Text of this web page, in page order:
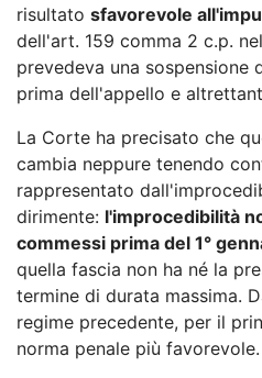
risultato sfavorevole
dell'art. 159 comma 2 c.p.
prevedeva una sospensione
prima dell'appello e
La Corte ha precisato che
cambia neppure tenendo
rappresentato
dirimente: l'improcedibilità
commessi prima del 1°
quella fascia non ha né la
termine di durata massima.
regime precedente, per il
norma penale più favorevole.